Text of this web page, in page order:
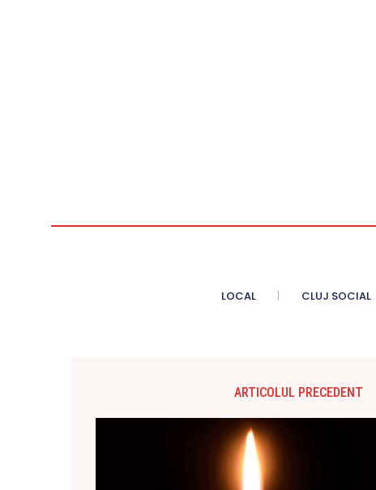
LOCAL CLUJ SOCIAL
ARTICOLUL PRECEDENT